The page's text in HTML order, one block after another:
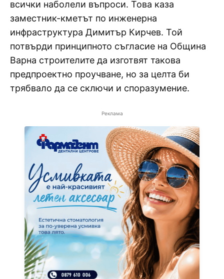
всички наболели въпроси. Това каза
заместник-кметът по инженерна
инфраструктура Димитър Кирчев. Той
потвърди принципното съгласие на Община
Варна строителите да изготвят такова
предпроектно проучване, но за целта би
трябвало да се сключи и споразумение.
Реклама